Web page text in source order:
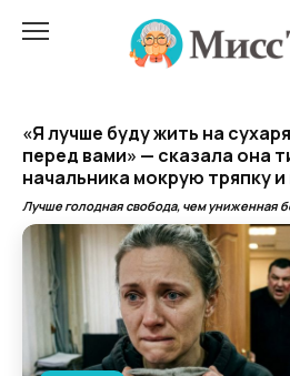
«Я лучше буду жить на
перед вами» — сказала она
начальника мокрую тряпку
Лучше голодная свобода, чем униженная